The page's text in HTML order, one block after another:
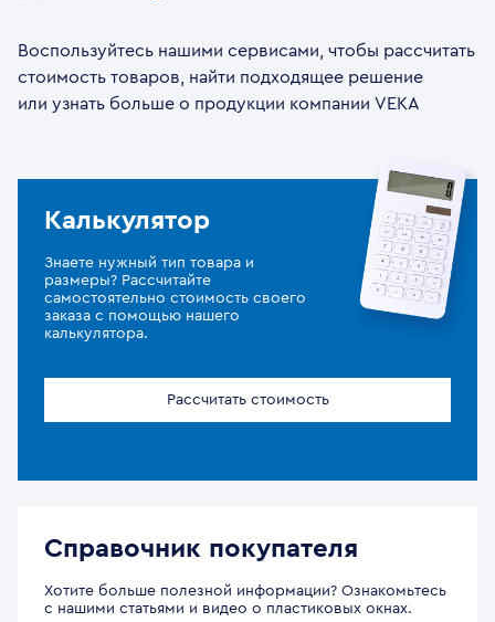
Воспользуйтесь нашими сервисами, чтобы рассчитать
стоимость товаров, найти подходящее решение
или узнать больше о продукции компании VEKA
Калькулятор
Знаете нужный тип товара и
размеры? Рассчитайте
самостоятельно стоимость своего
заказа с помощью нашего
калькулятора.
Рассчитать стоимость
Справочник покупателя
Хотите больше полезной информации? Ознакомьтесь
с нашими статьями и видео о пластиковых окнах.